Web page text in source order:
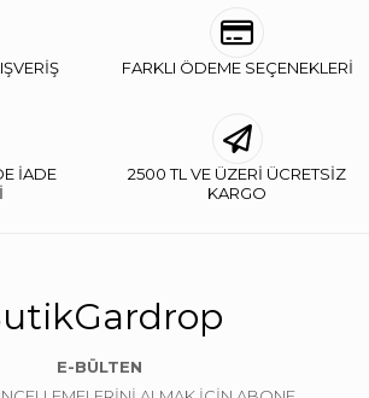
FARKLI ÖDEME SEÇENEKLERİ
İADE
2500 TL VE ÜZERİ ÜCRETSİZ
KARGO
E-BÜLTEN